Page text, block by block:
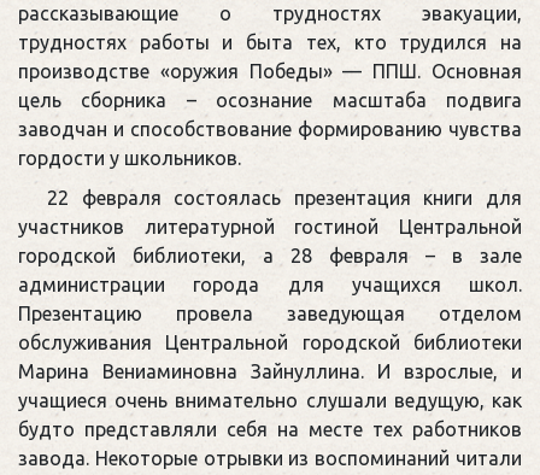
рассказывающие о трудностях эвакуации,
трудностях работы и быта тех, кто трудился на
производстве «оружия Победы» — ППШ. Основная
цель сборника – осознание масштаба подвига
заводчан и способствование формированию чувства
гордости у школьников.
22 февраля состоялась презентация книги для
участников литературной гостиной Центральной
городской библиотеки, а 28 февраля – в зале
администрации города для учащихся школ.
Презентацию провела заведующая отделом
обслуживания Центральной городской библиотеки
Марина Вениаминовна Зайнуллина. И взрослые, и
учащиеся очень внимательно слушали ведущую, как
будто представляли себя на месте тех работников
завода. Некоторые отрывки из воспоминаний читали